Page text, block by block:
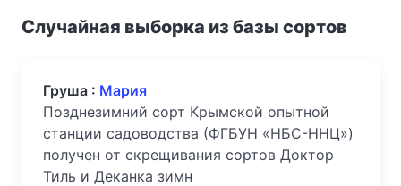
Случайная выборка из базы сортов
Груша : Мария
Позднезимний сорт Крымской опытной
станции садоводства (ФГБУН «НБС-ННЦ»)
получен от скрещивания сортов Доктор
Тиль и Деканка зимн